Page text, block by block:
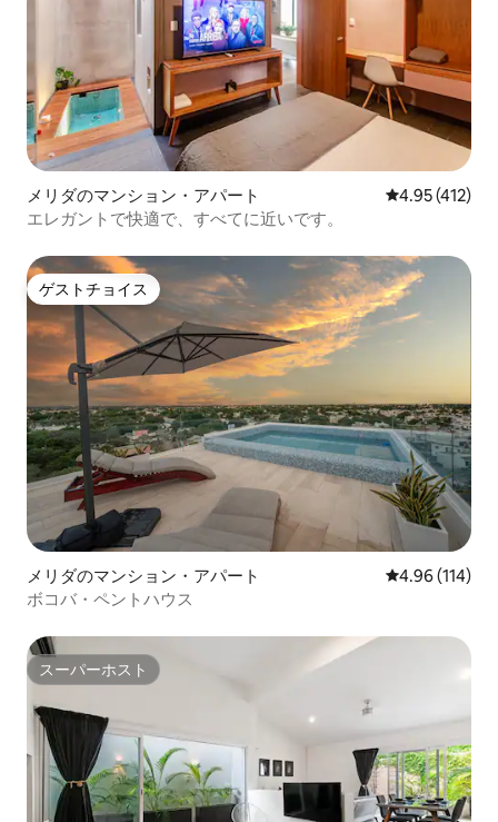
メリダのマンション・アパート レビュー412
4.95 (412)
エレガントで快適で、すべてに近いです。
ゲストチョイス
ゲストチョイス
メリダのマンション・アパート レビュー114
4.96 (114)
ボコバ・ペントハウス
スーパーホスト
スーパーホスト